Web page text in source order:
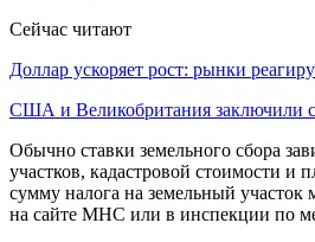
Сейчас читают
Доллар ускоряет рост: рынки
США и Великобритания заключили
Обычно ставки земельного сбора
участков, кадастровой стоимости и
сумму налога на земельный
на сайте МНС или в инспекции по